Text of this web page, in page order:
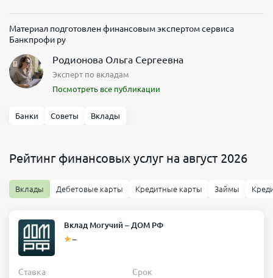
Материал подготовлен финансовым экспертом сервиса
Банкпрофи ру
Родионова Ольга Сергеевна
Эксперт по вкладам
Посмотреть все публикации
Банки Советы Вклады
Рейтинг финансовых услуг на август 2026
Вклады Дебетовые карты Кредитные карты Займы
Вклад Могучий – ДОМ РФ
–
Ставка
Срок